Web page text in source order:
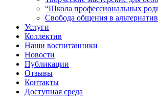
“Школа профессиональных
Свобода общения в
Услуги
Коллектив
Наши воспитанники
Новости
Публикации
Отзывы
Контакты
Доступная среда